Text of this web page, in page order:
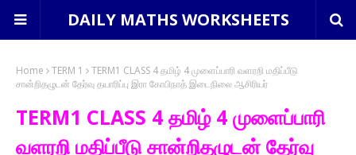
DAILY MATHS WORKSHEETS
Home TERM 1
TERM1 CLASS 4 தமிழ் 4 முளைப்பாரி வளரறி மதிப்பீடு
சான்றிதழுடன் தேர்வு தயாரிப்பு இரா கோபிநாத் இடைநிலை ஆசிரியர்
TERM1 CLASS 4 தமிழ் 4 முளைப்பாரி
வளரறி மதிப்பீடு சான்றிதழுடன் தேர்வு